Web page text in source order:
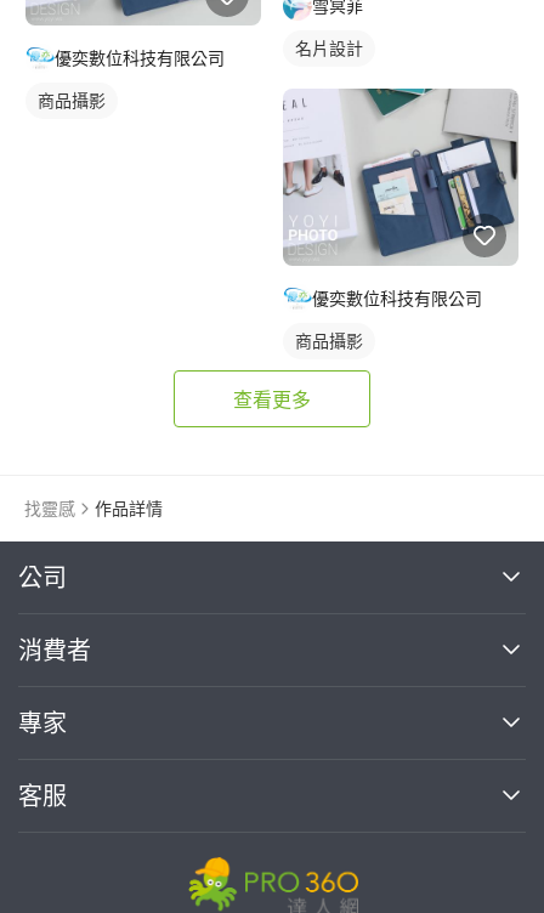
優奕數位科技有限公司
商品攝影
雪冥菲
名片設計
優奕數位科技有限公司
商品攝影
查看更多
找靈感 作品詳情
公司
關於我們
部落格
加入我們
消費者
買服務
熱門服務
專家
案件中心
客服
繼續完成